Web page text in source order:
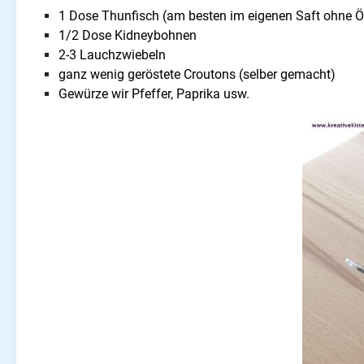
1 Dose Thunfisch (am besten im eigenen Saft ohne
1/2 Dose Kidneybohnen
2-3 Lauchzwiebeln
ganz wenig geröstete Croutons (selber gemacht)
Gewürze wir Pfeffer, Paprika usw.